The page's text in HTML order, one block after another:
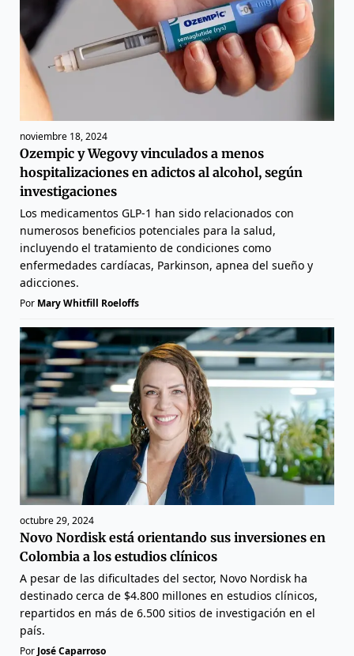
noviembre 18, 2024
Ozempic y Wegovy vinculados a menos
hospitalizaciones en adictos al alcohol, según
investigaciones
Los medicamentos GLP-1 han sido relacionados con
numerosos beneficios potenciales para la salud,
incluyendo el tratamiento de condiciones como
enfermedades cardíacas, Parkinson, apnea del sueño y
adicciones.
Por Mary Whitfill Roeloffs
octubre 29, 2024
Novo Nordisk está orientando sus inversiones en
Colombia a los estudios clínicos
A pesar de las dificultades del sector, Novo Nordisk ha
destinado cerca de $4.800 millones en estudios clínicos,
repartidos en más de 6.500 sitios de investigación en el
país.
Por José Caparroso